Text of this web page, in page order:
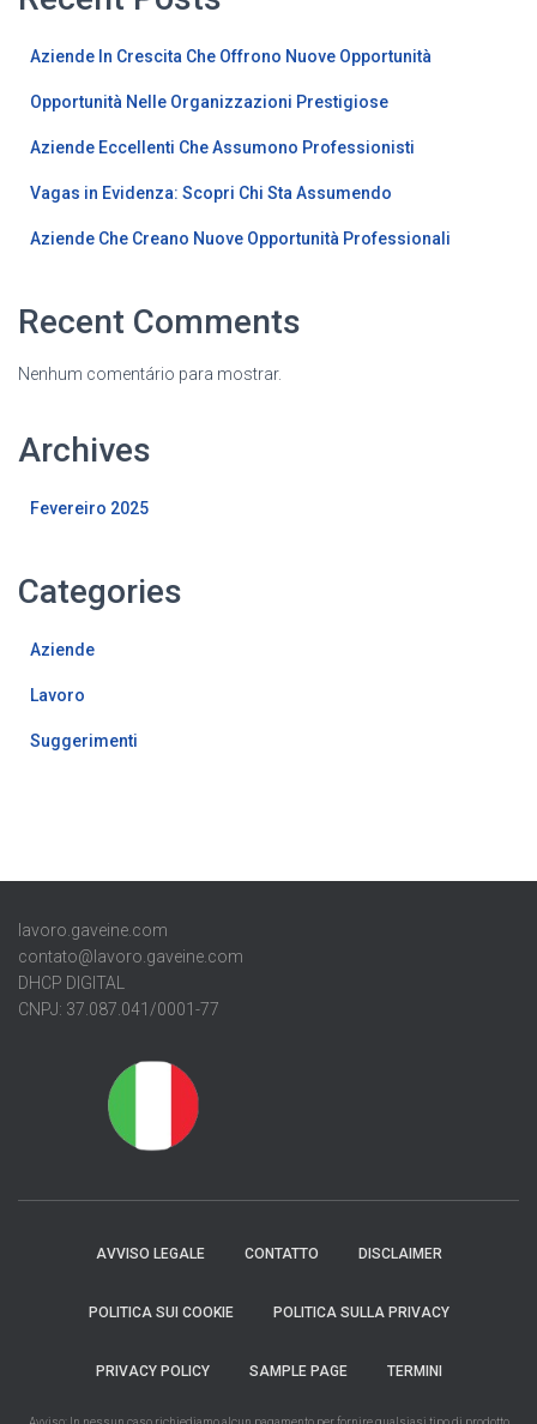
Aziende In Crescita Che Offrono Nuove Opportunità
Opportunità Nelle Organizzazioni Prestigiose
Aziende Eccellenti Che Assumono Professionisti
Vagas in Evidenza: Scopri Chi Sta Assumendo
Aziende Che Creano Nuove Opportunità Professionali
Recent Comments
Nenhum comentário para mostrar.
Archives
Fevereiro 2025
Categories
Aziende
Lavoro
Suggerimenti
lavoro.gaveine.com
contato@lavoro.gaveine.com
DHCP DIGITAL
CNPJ: 37.087.041/0001-77
AVVISO LEGALE CONTATTO DISCLAIMER
POLITICA SUI COOKIE POLITICA SULLA PRIVACY
PRIVACY POLICY SAMPLE PAGE TERMINI